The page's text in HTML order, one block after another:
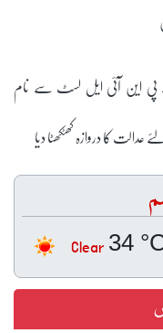
پی این آئی ایل لسٹ سے نام
کا دروازہ کھٹکھٹا دیا
34
Clear